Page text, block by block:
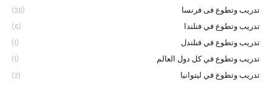
تدريب وتطوع فى فرنسا (20)
تدريب وتطوع في فنلندا (6)
تدريب وتطوع في فنلندل (1)
تدريب وتطوع في كل دول العالم (1)
تدريب وتطوع في ليتوانيا (2)